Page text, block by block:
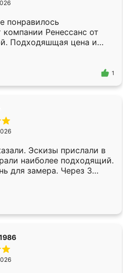
понравилось
Ренессанс от
Подходяшщая цена и
Приехавший
Владислав
эскизу самый
1
Эскизы прислали в
наиболее подходящий.
для замера. Через 3
уже готова. Остались
Спасибо Ренессанс
работу!